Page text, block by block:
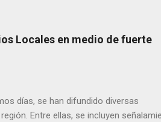
Locales en medio de fuerte
días, se han difundido diversas
Entre ellas, se incluyen